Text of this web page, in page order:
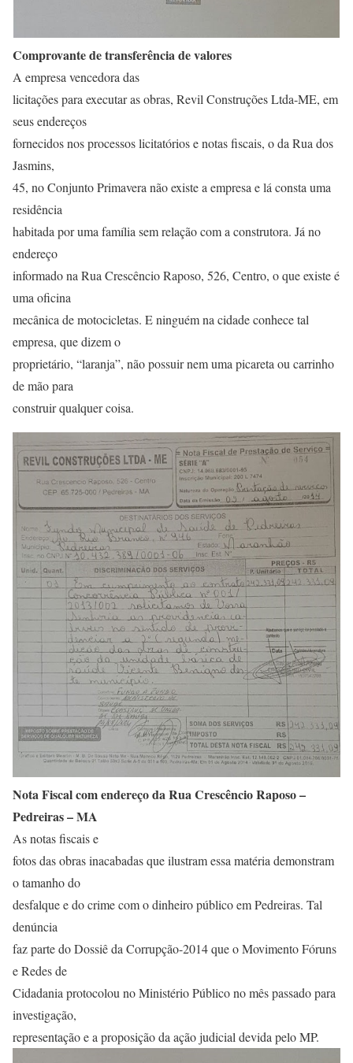
Comprovante de transferência de valores
A empresa vencedora das
licitações para executar as obras, Revil Construções Ltda-ME, em
seus endereços
fornecidos nos processos licitatórios e notas fiscais, o da Rua dos
Jasmins,
45, no Conjunto Primavera não existe a empresa e lá consta uma
residência
habitada por uma família sem relação com a construtora. Já no
endereço
informado na Rua Crescêncio Raposo, 526, Centro, o que existe é
uma oficina
mecânica de motocicletas. E ninguém na cidade conhece tal
empresa, que dizem o
proprietário, “laranja”, não possuir nem uma picareta ou carrinho
de mão para
construir qualquer coisa.
Nota Fiscal com endereço da Rua Crescêncio Raposo –
Pedreiras – MA
As notas fiscais e
fotos das obras inacabadas que ilustram essa matéria demonstram
o tamanho do
desfalque e do crime com o dinheiro público em Pedreiras. Tal
denúncia
faz parte do Dossiê da Corrupção-2014 que o Movimento Fóruns
e Redes de
Cidadania protocolou no Ministério Público no mês passado para
investigação,
representação e a proposição da ação judicial devida pelo MP.